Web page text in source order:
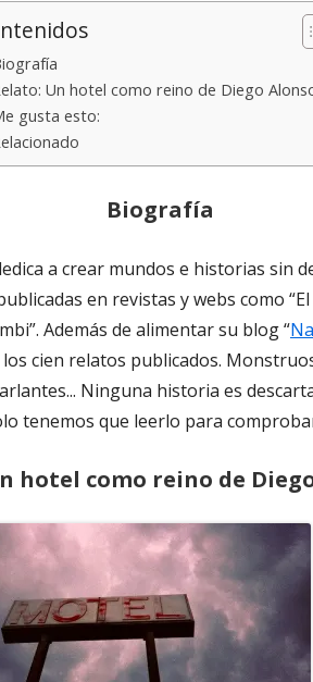
Un hotel como reino de Diego
gusta esto:
Biografía
a crear mundos e historias sin
en revistas y webs como
Además de alimentar su blog “
los cien relatos publicados.
Ninguna historia es
tenemos que leerlo para
hotel como reino de